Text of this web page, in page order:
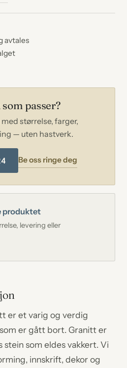
avtales
passer?
størrelse, farger,
— uten hastverk.
Be oss ringe deg
produktet
levering eller
er et varig og verdig
er gått bort. Granitt er
som eldes vakkert. Vi
innskrift, dekor og